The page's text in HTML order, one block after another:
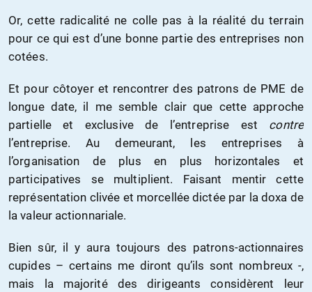
Or, cette radicalité ne colle pas à la réalité du terrain
pour ce qui est d’une bonne partie des entreprises non
cotées.
Et pour côtoyer et rencontrer des patrons de PME de
longue date, il me semble clair que cette approche
partielle et exclusive de l’entreprise est contre
l’entreprise. Au demeurant, les entreprises à
l’organisation de plus en plus horizontales et
participatives se multiplient. Faisant mentir cette
représentation clivée et morcellée dictée par la doxa de
la valeur actionnariale.
Bien sûr, il y aura toujours des patrons-actionnaires
cupides – certains me diront qu’ils sont nombreux -,
mais la majorité des dirigeants considèrent leur